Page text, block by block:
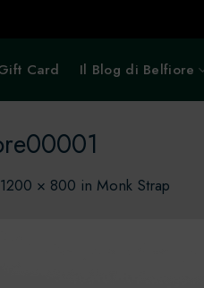
Card Il Blog di Belfiore
1200 × 800 in Monk Strap